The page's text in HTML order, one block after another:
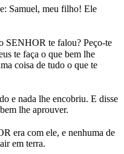
Samuel, meu filho! Ele
SENHOR te falou? Peço-te
te faça o que bem lhe
coisa de tudo o que te
e nada lhe encobriu. E disse
lhe aprouver.
era com ele, e nenhuma de
em terra.